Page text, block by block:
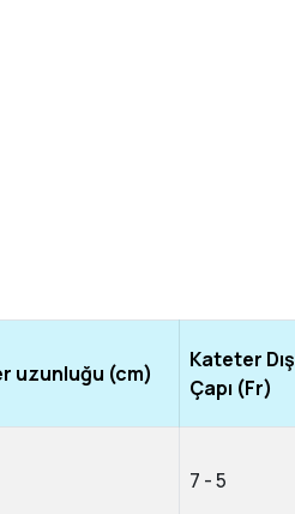
uzunluğu (cm)
Kateter Dış
Çapı (Fr)
7 - 5